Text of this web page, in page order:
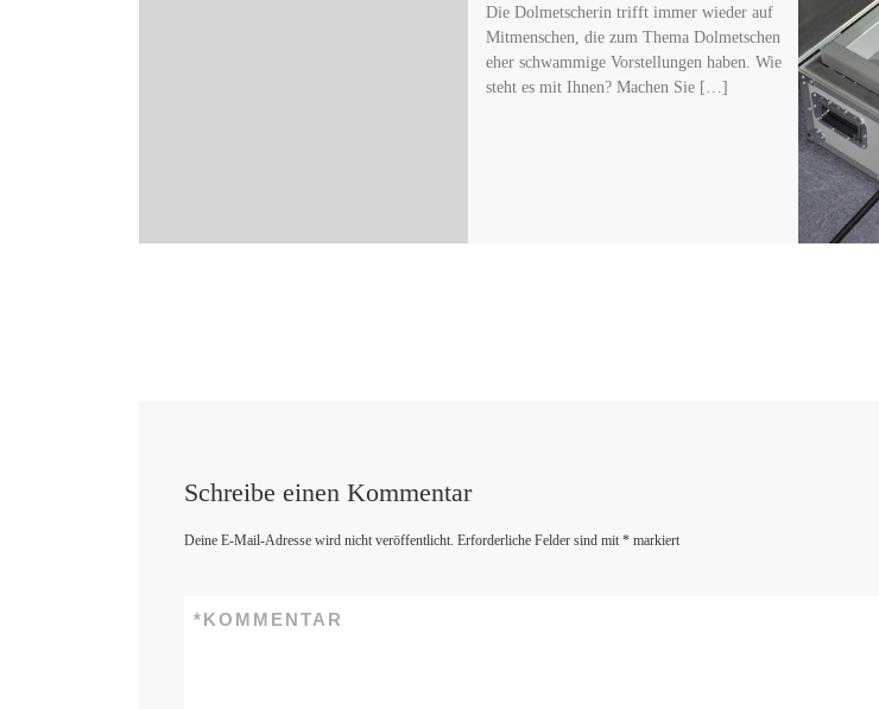
Die Dolmetscherin trifft immer wieder auf
Mitmenschen, die zum Thema Dolmetschen
eher schwammige Vorstellungen haben. Wie
steht es mit Ihnen? Machen Sie […]
Schreibe einen Kommentar
Deine E-Mail-Adresse wird nicht veröffentlicht. Erforderliche Felder sind mit *markiert
KOMMENTAR
*